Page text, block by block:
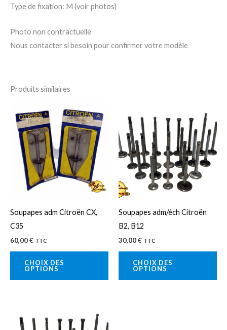
Type de fixation: M (voir photos)
Photo non contractuelle
Nous contacter si besoin pour confirmer votre modèle
Produits similaires
Soupapes adm Citroën CX,
C35
60,00€ TTC
CHOIX DES
OPTIONS
produit
plusieurs
variations.
options
être
choisies
Soupapes adm/éch Citroën
B2, B12
30,00€ TTC
CHOIX DES
OPTIONS
a
produit